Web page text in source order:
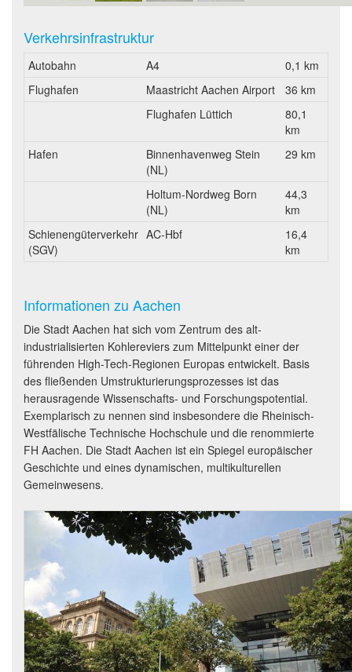
Verkehrsinfrastruktur
Autobahn A4
0,1 km
Flughafen
Maastricht Aachen Airport
36 km
Flughafen Lüttich
80,1
km
Hafen
Binnenhavenweg Stein
(NL)
29 km
Holtum-Nordweg Born
(NL)
44,3
km
Schienengüterverkehr
(SGV)
AC-Hbf
16,4
km
Informationen zu Aachen
Die Stadt Aachen hat sich vom Zentrum des alt-
industrialisierten Kohlereviers zum Mittelpunkt einer der
führenden High-Tech-Regionen Europas entwickelt. Basis
des fließenden Umstrukturierungsprozesses ist das
herausragende Wissenschafts- und Forschungspotential.
Exemplarisch zu nennen sind insbesondere die Rheinisch-
Westfälische Technische Hochschule und die renommierte
FH Aachen. Die Stadt Aachen ist ein Spiegel europäischer
Geschichte und eines dynamischen, multikulturellen
Gemeinwesens.